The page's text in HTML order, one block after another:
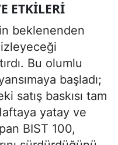
ETKILERI
beklenenden
Bu olumlu
başladı;
satış baskısı tam
yatay ve
BIST 100,